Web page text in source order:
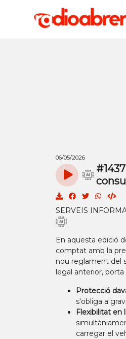
06/05/2026
SERVEIS
En aquesta edició
comptat amb la
nou reglament del
legal anterior,
Protecció
s'obliga a
Flexibilitat en
carregar el